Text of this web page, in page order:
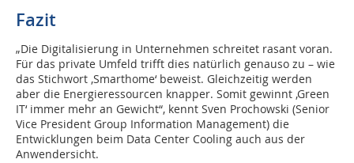
Fazit
„Die Digitalisierung in Unternehmen schreitet rasant voran.
Für das private Umfeld trifft dies natürlich genauso zu – wie
das Stichwort ‚Smarthome‘ beweist. Gleichzeitig werden
aber die Energieressourcen knapper. Somit gewinnt ‚Green
IT‘ immer mehr an Gewicht“, kennt Sven Prochowski (Senior
Vice President Group Information Management) die
Entwicklungen beim Data Center Cooling auch aus der
Anwendersicht.